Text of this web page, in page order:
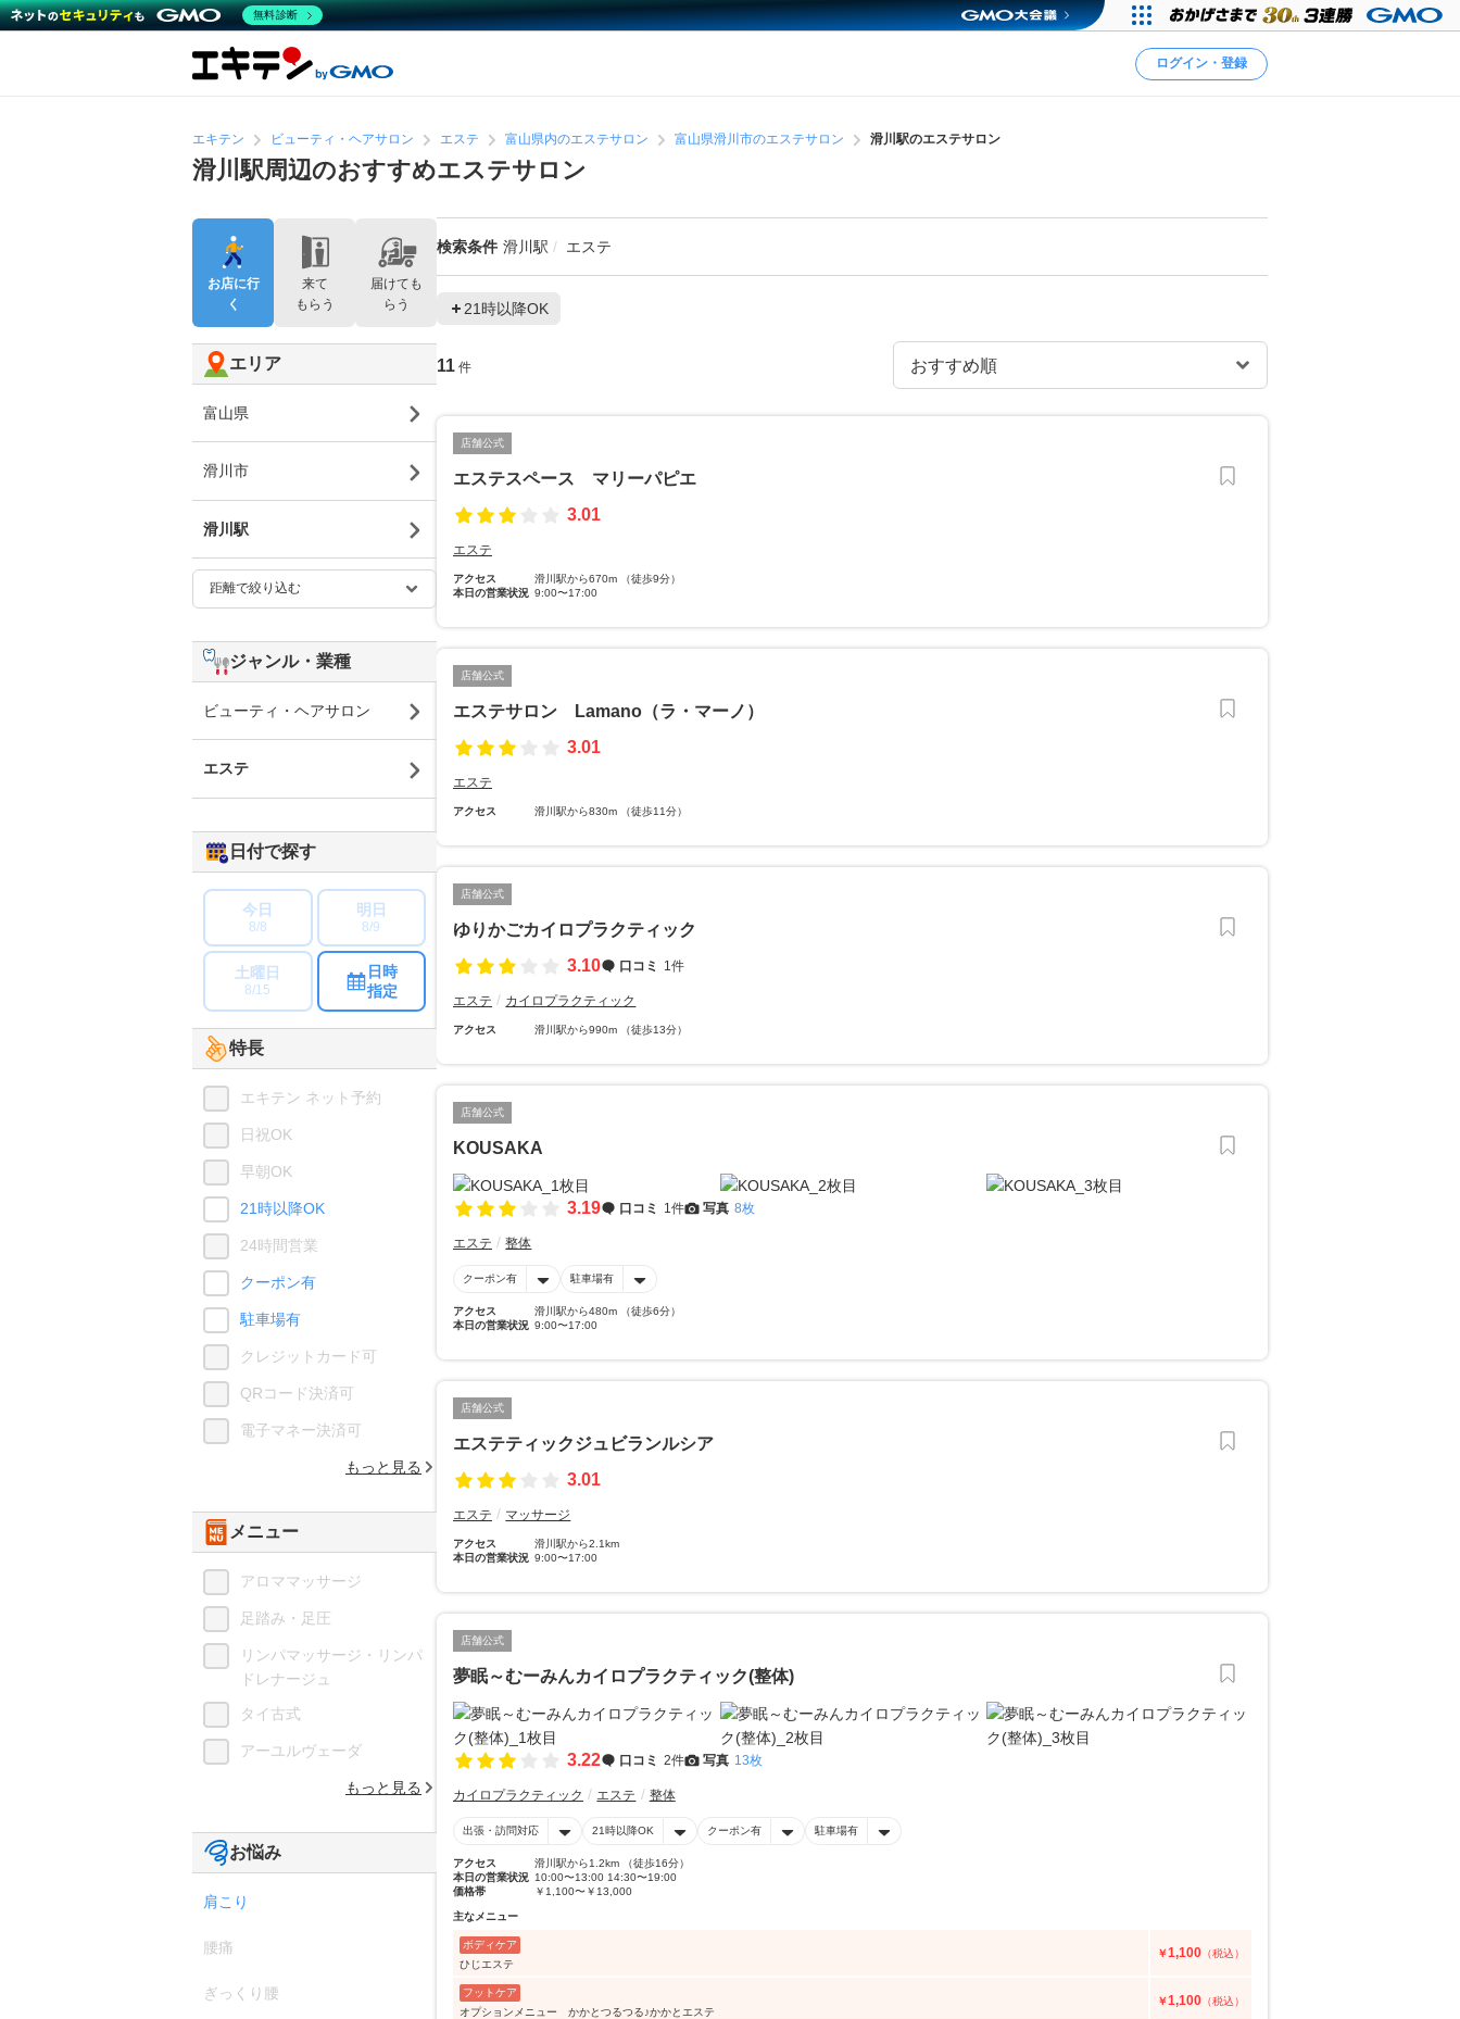
ログイン・登録
エキテン ビューティ・ヘアサロン エステ 富山県内のエステサロン 富山県滑川市のエステサロン 滑川駅のエステサロン
滑川駅周辺のおすすめエステサロン
検索条件 滑川駅 エステ
21時以降OK
11 件
店舗公式
エステスペース マリーパピエ
3.01
エステ
アクセス
滑川駅から670m （徒歩9分）
本日の営業状況 9:00〜17:00
店舗公式
エステサロン Lamano（ラ・マーノ）
3.01
エステ
アクセス 滑川駅から830m （徒歩11分）
店舗公式
ゆりかごカイロプラクティック
3.10
口コミ 1件
エステ カイロプラクティック
アクセス 滑川駅から990m （徒歩13分）
店舗公式
KOUSAKA
3.19 口コミ 1件 写真 8枚
エステ 整体
クーポン有 駐車場有
アクセス
滑川駅から480m （徒歩6分）
本日の営業状況 9:00〜17:00
店舗公式
エステティックジュビランルシア
3.01
エステ マッサージ
アクセス
滑川駅から2.1km
本日の営業状況 9:00〜17:00
店舗公式
夢眠～むーみんカイロプラクティック(整体)
3.22 口コミ 2件 写真 13枚
カイロプラクティック エステ 整体
出張・訪問対応 21時以降OK クーポン有 駐車場有
アクセス
滑川駅から1.2km （徒歩16分）
本日の営業状況 10:00〜13:00 14:30〜19:00
価格帯
￥1,100〜￥13,000
主なメニュー
ボディケア
ひじエステ
￥1,100 （税込）
フットケア
オプションメニュー かかとつるつる♪かかとエステ
￥1,100 （税込）
お店に行
く
来て
もらう
届けても
らう
エリア
富山県
滑川市
滑川駅
ジャンル・業種
ビューティ・ヘアサロン
エステ
日付で探す
今日
8/8
明日
8/9
土曜日
8/15
日時
指定
特長
エキテン ネット予約
日祝OK
早朝OK
21時以降OK
24時間営業
クーポン有
駐車場有
クレジットカード可
QRコード決済可
電子マネー決済可
もっと見る
メニュー
アロママッサージ
足踏み・足圧
リンパマッサージ・リンパ
ドレナージュ
タイ古式
アーユルヴェーダ
もっと見る
お悩み
肩こり
腰痛
ぎっくり腰
無料診断